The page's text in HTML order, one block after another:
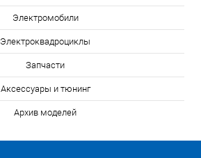
Электромобили
Электроквадроциклы
Запчасти
Аксессуары и тюнинг
Архив моделей